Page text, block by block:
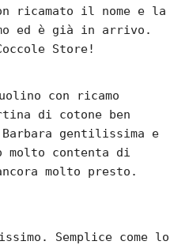
ricamato il nome e la
ed è già in arrivo.
Store!
con ricamo
di cotone ben
gentilissima e
molto contenta di
molto presto.
Semplice come lo